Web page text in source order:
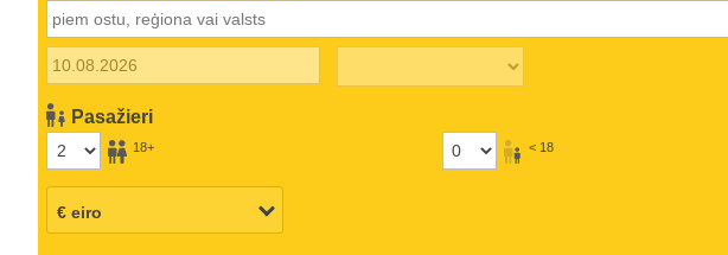
Pasažieri
18+ < 18